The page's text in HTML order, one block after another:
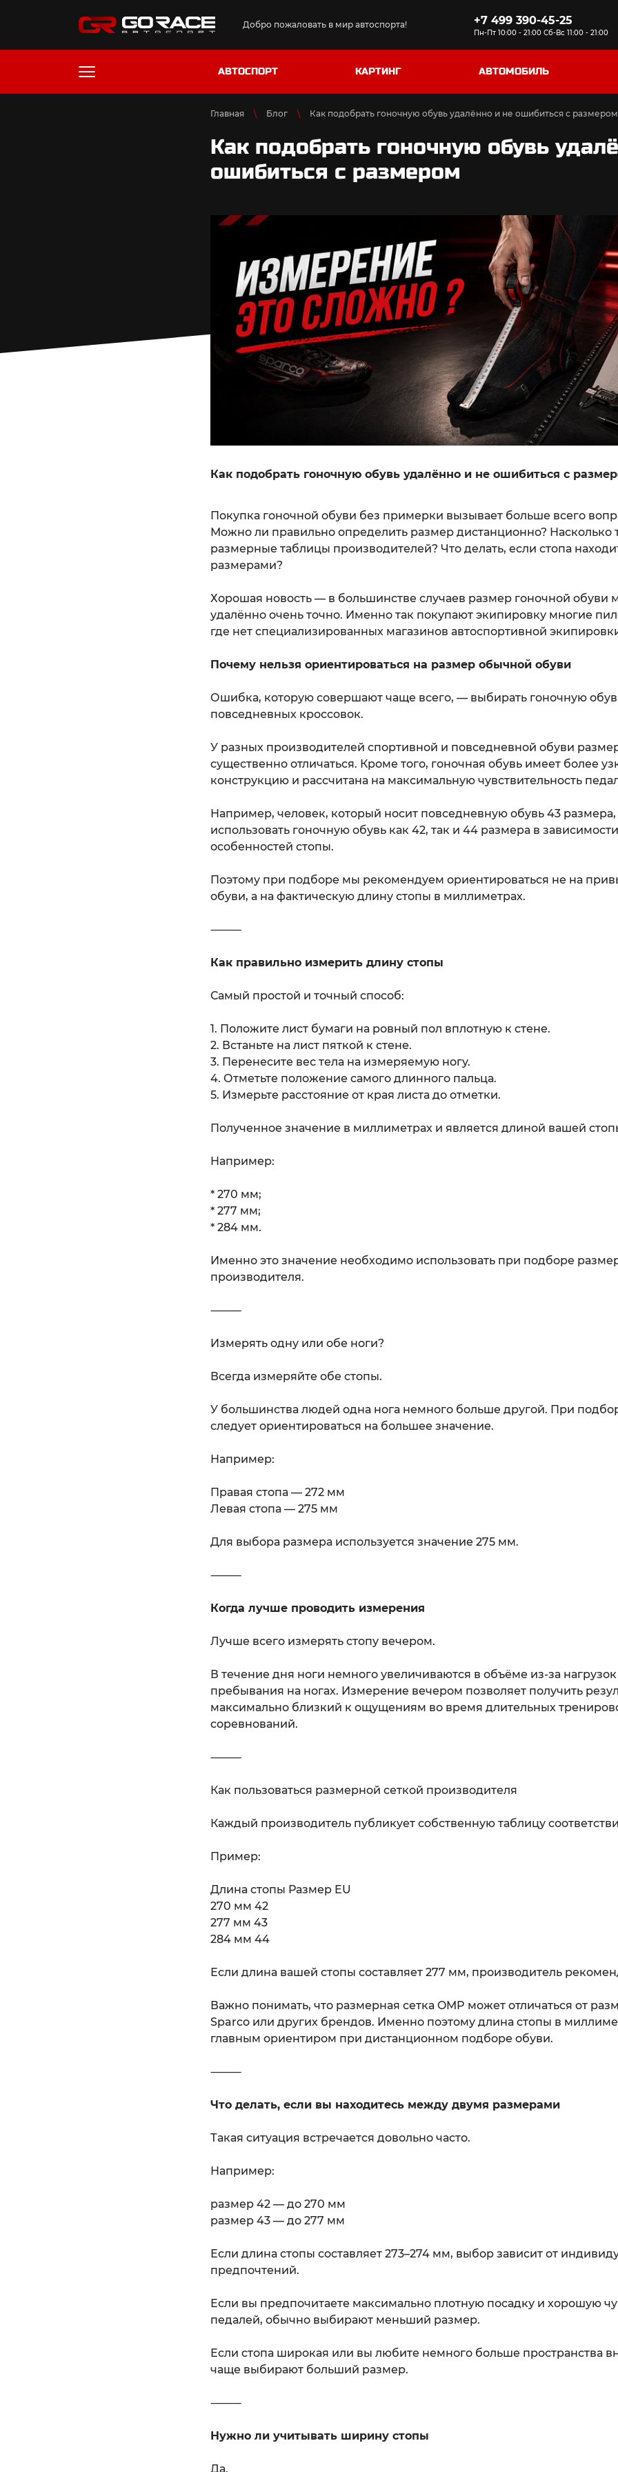
Добро пожаловать в мир автоспорта! +7 499 390-45-25
Пн-Пт 10:00 - 21:00 Сб-Вс 11:00 - 21:00
АВТОСПОРТ КАРТИНГ АВТОМОБИЛЬ
Главная Блог Как подобрать гоночную обувь удалённо и не ошибиться с размером
Как подобрать гоночную обувь
ошибиться с размером
Как подобрать гоночную обувь удалённо и не ошибиться с
Покупка гоночной обуви без примерки вызывает больше всего
Можно ли правильно определить размер дистанционно? Насколько
размерные таблицы производителей? Что делать, если стопа
размерами?
Хорошая новость — в большинстве случаев размер гоночной обуви
удалённо очень точно. Именно так покупают экипировку многие
где нет специализированных магазинов автоспортивной
Почему нельзя ориентироваться на размер обычной обуви
Ошибка, которую совершают чаще всего, — выбирать гоночную
повседневных кроссовок.
У разных производителей спортивной и повседневной обуви
существенно отличаться. Кроме того, гоночная обувь имеет более
конструкцию и рассчитана на максимальную чувствительность
Например, человек, который носит повседневную обувь 43
использовать гоночную обувь как 42, так и 44 размера в
особенностей стопы.
Поэтому при подборе мы рекомендуем ориентироваться не на
обуви, а на фактическую длину стопы в миллиметрах.
⸻
Как правильно измерить длину стопы
Самый простой и точный способ:
1. Положите лист бумаги на ровный пол вплотную к стене.
2. Встаньте на лист пяткой к стене.
3. Перенесите вес тела на измеряемую ногу.
4. Отметьте положение самого длинного пальца.
5. Измерьте расстояние от края листа до отметки.
Полученное значение в миллиметрах и является длиной вашей
Например:
* 270 мм;
* 277 мм;
* 284 мм.
Именно это значение необходимо использовать при подборе
производителя.
⸻
Измерять одну или обе ноги?
Всегда измеряйте обе стопы.
У большинства людей одна нога немного больше другой. При
следует ориентироваться на большее значение.
Например:
Правая стопа — 272 мм
Левая стопа — 275 мм
Для выбора размера используется значение 275 мм.
⸻
Когда лучше проводить измерения
Лучше всего измерять стопу вечером.
В течение дня ноги немного увеличиваются в объёме из-за
пребывания на ногах. Измерение вечером позволяет получить
максимально близкий к ощущениям во время длительных
соревнований.
⸻
Как пользоваться размерной сеткой производителя
Каждый производитель публикует собственную таблицу
Пример:
Длина стопы Размер EU
270 мм 42
277 мм 43
284 мм 44
Если длина вашей стопы составляет 277 мм, производитель
Важно понимать, что размерная сетка OMP может отличаться от
Sparco или других брендов. Именно поэтому длина стопы в
главным ориентиром при дистанционном подборе обуви.
⸻
Что делать, если вы находитесь между двумя размерами
Такая ситуация встречается довольно часто.
Например:
размер 42 — до 270 мм
размер 43 — до 277 мм
Если длина стопы составляет 273–274 мм, выбор зависит от
предпочтений.
Если вы предпочитаете максимально плотную посадку и хорошую
педалей, обычно выбирают меньший размер.
Если стопа широкая или вы любите немного больше пространства
чаще выбирают больший размер.
⸻
Нужно ли учитывать ширину стопы
Да.